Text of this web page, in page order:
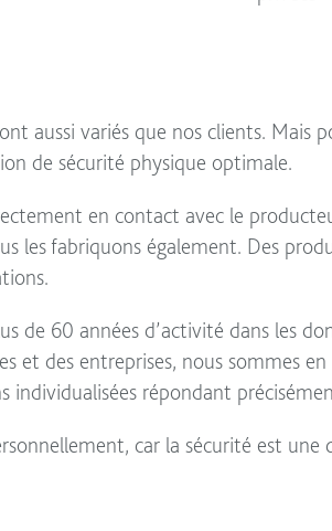
aussi variés que nos clients. Mais
de sécurité physique optimale.
en contact avec le
les fabriquons également. Des
de 60 années d’activité dans les
et des entreprises, nous sommes
répondant
car la sécurité est une